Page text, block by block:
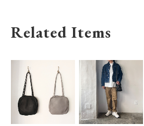
Related Items